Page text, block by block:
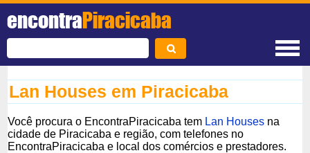
encontraPiracicaba
Lan Houses em Piracicaba
Você procura o EncontraPiracicaba tem Lan Houses na
cidade de Piracicaba e região, com telefones no
EncontraPiracicaba e local dos comércios e prestadores.